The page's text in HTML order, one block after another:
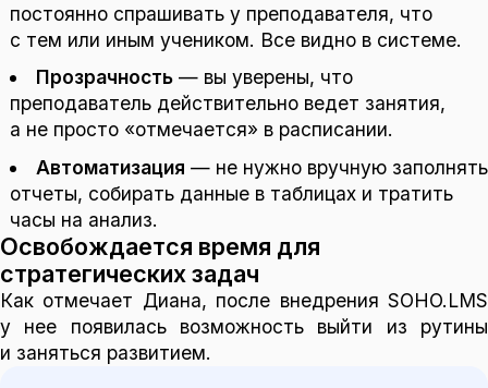
постоянно спрашивать у преподавателя, что
с тем или иным учеником. Все видно в системе.
Прозрачность— вы уверены, что
преподаватель действительно ведет занятия,
а не просто «отмечается» в расписании.
Автоматизация — не нужно вручную заполнять
отчеты, собирать данные в таблицах и тратить
часы на анализ.
Освобождается время для
стратегических задач
Как отмечает Диана, после внедрения SOHO.LMS
у нее появилась возможность выйти из рутины
и заняться развитием.